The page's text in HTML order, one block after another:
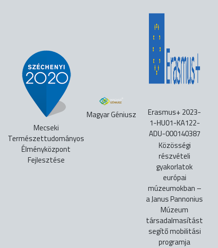
Mecseki
Természettudományos
Élményközpont
Fejlesztése
Magyar Géniusz
Erasmus+ 2023-
1-HU01-KA122-
ADU-000140387
Közösségi
részvételi
gyakorlatok
európai
múzeumokban –
a Janus Pannonius
Múzeum
társadalmasítást
segítő mobilitási
programja